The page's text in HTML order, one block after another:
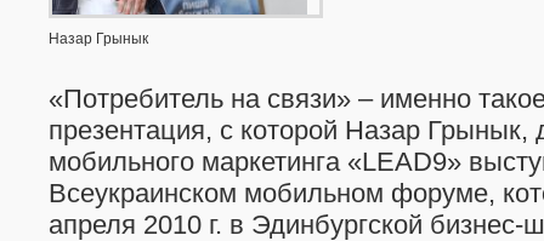
Назар Грынык
«Потребитель на связи» – именно
презентация, с которой Назар Грынык,
мобильного маркетинга «LEAD9»
Всеукраинском мобильном форуме,
апреля 2010 г. в Эдинбургской бизнес-